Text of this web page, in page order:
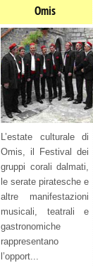
Omis
L’estate culturale di
Omis, il Festival dei
gruppi corali dalmati,
le serate piratesche e
altre manifestazioni
musicali, teatrali e
gastronomiche
rappresentano
l’opport...